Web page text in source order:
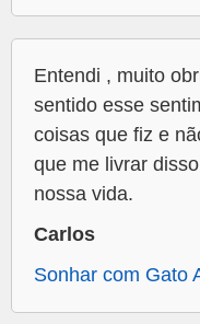
Entendi , muito
sentido esse
coisas que fiz e
que me livrar
nossa vida.
Carlos
Sonhar com Gato